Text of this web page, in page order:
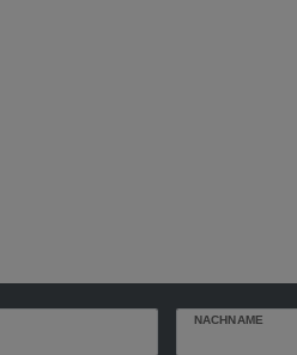
NACHNAME